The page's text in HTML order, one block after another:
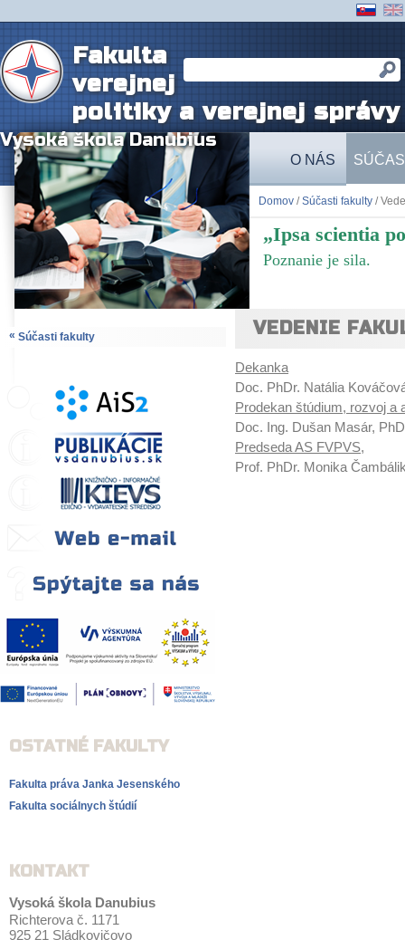
Fakulta
verejnej
politiky a verejnej správy
Vysoká škola Danubius
O NÁS
Domov /Súčasti fakulty /
„Ipsa scientia
Poznanie je sila.
« Súčasti fakulty
OSTATNÉ FAKULTY
Fakulta práva Janka Jesenského
Fakulta sociálnych štúdií
KONTAKT
Vysoká škola Danubius
Richterova č. 1171
925 21 Sládkovičovo
VEDENIE
Dekanka
Doc. PhDr. Natália
Prodekan štúdium, rozvoj a
Doc. Ing. Dušan Masár,
Predseda AS FVPVS,
Prof. PhDr. Monika